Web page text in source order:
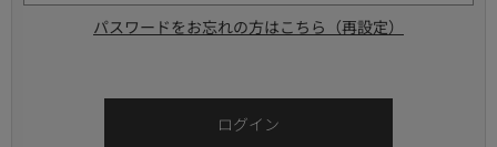
パスワードをお忘れの方はこちら（再設定）